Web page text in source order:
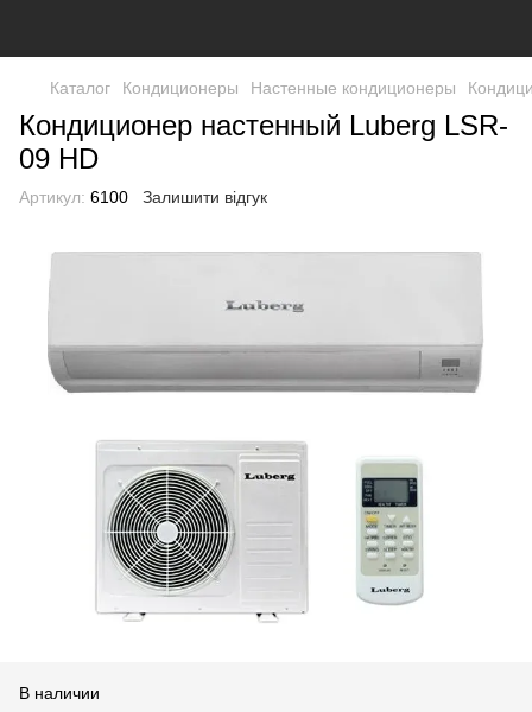
Каталог Кондиционеры Настенные кондиционеры
Кондиционер настенный Luberg LSR-
09 HD
Артикул: 6100 Залишити відгук
В наличии